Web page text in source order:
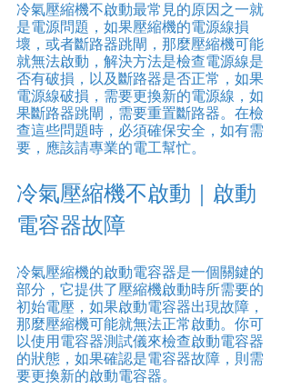
冷氣壓縮機不啟動最常見的原因之一就
是電源問題，如果壓縮機的電源線損
壞，或者斷路器跳閘，那麼壓縮機可能
就無法啟動，解決方法是檢查電源線是
否有破損，以及斷路器是否正常，如果
電源線破損，需要更換新的電源線，如
果斷路器跳閘，需要重置斷路器。在檢
查這些問題時，必須確保安全，如有需
要，應該請專業的電工幫忙。
冷氣壓縮機不啟動｜啟動
電容器故障
冷氣壓縮機的啟動電容器是一個關鍵的
部分，它提供了壓縮機啟動時所需要的
初始電壓，如果啟動電容器出現故障，
那麼壓縮機可能就無法正常啟動。你可
以使用電容器測試儀來檢查啟動電容器
的狀態，如果確認是電容器故障，則需
要更換新的啟動電容器。